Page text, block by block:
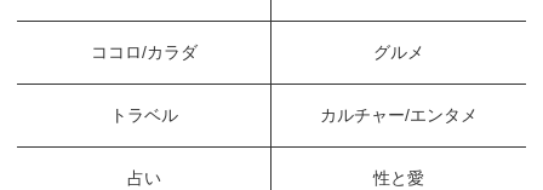
ココロ/カラダ グルメ
トラベル カルチャー/エンタメ
占い 性と愛